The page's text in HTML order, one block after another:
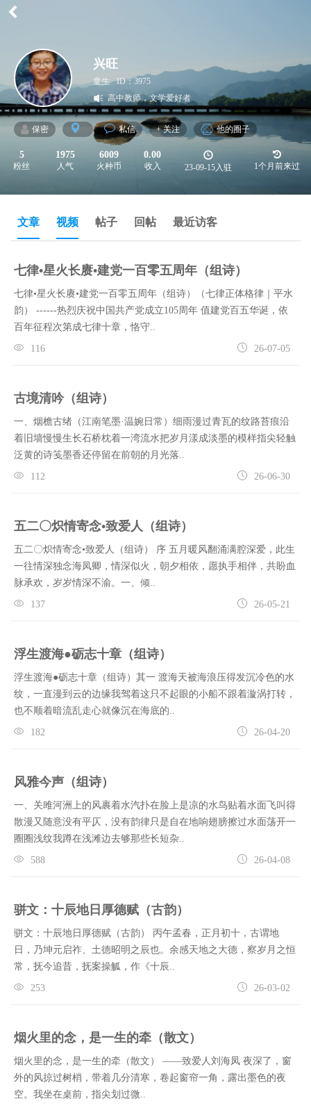
兴旺
童生
ID：3975
高中教师，文学爱好者
保密 私信 + 关注 他的圈子
5
粉丝
1975
人气
6009
火种币
0.00
收入 23-09-15入驻 1个月前来过
文章 视频 帖子 回帖 最近访客
七律•星火长赓•建党一百零五周年（组诗）
七律•星火长赓•建党一百零五周年（组诗）（七律正体格律｜平水
韵） ------热烈庆祝中国共产党成立105周年 值建党百五华诞，依
百年征程次第成七律十章，恪守..
116 26-07-05
古境清吟（组诗）
一、烟檐古绪（江南笔墨·温婉日常）细雨漫过青瓦的纹路苔痕沿
着旧墙慢慢生长石桥枕着一湾流水把岁月漾成淡墨的模样指尖轻触
泛黄的诗笺墨香还停留在前朝的月光落..
112 26-06-30
五二〇炽情寄念•致爱人（组诗）
五二〇炽情寄念•致爱人（组诗） 序 五月暖风翻涌满腔深爱，此生
一往情深独念海凤卿，情深似火，朝夕相依，愿执手相伴，共盼血
脉承欢，岁岁情深不渝。一、倾..
137 26-05-21
浮生渡海●砺志十章（组诗）
浮生渡海●砺志十章（组诗）其一 渡海天被海浪压得发沉冷色的水
纹，一直漫到云的边缘我驾着这只不起眼的小船不跟着漩涡打转，
也不顺着暗流乱走心就像沉在海底的..
182 26-04-20
风雅今声（组诗）
一、关雎河洲上的风裹着水汽扑在脸上是凉的水鸟贴着水面飞叫得
散漫又随意没有平仄，没有韵律只是自在地响翅膀擦过水面荡开一
圈圈浅纹我蹲在浅滩边去够那些长短杂..
588 26-04-08
骈文：十辰地日厚德赋（古韵）
骈文：十辰地日厚德赋（古韵） 丙午孟春，正月初十，古谓地
日，乃坤元启祚、土德昭明之辰也。余感天地之大德，察岁月之恒
常，抚今追昔，抚案操觚，作《十辰..
253 26-03-02
烟火里的念，是一生的牵（散文）
烟火里的念，是一生的牵（散文） ——致爱人刘海凤 夜深了，窗
外的风掠过树梢，带着几分清寒，卷起窗帘一角，露出墨色的夜
空。我坐在桌前，指尖划过微..